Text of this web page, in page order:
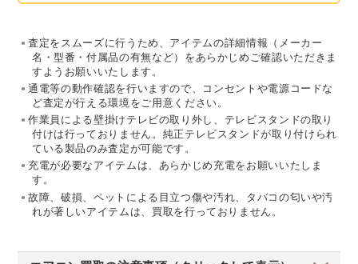
査定をスムーズに行うため、アイテムの詳細情報（メーカー
名・型番・付属品の有無など）をあらかじめご確認いただきま
すようお願いいたします。
通電等の動作確認を行いますので、コンセントや電源コードな
ど査定が行える環境をご用意ください。
作業員による壁掛けテレビの取り外し、テレビスタンドの取り
付けは行っておりません。純正テレビスタンドが取り付けられ
ている製品のみ査定が可能です。
充電が必要なアイテムは、あらかじめ充電をお願いいたしま
す。
故障、破損、ペットによる目立つ傷や汚れ、タバコの匂いや汚
れが著しいアイテムは、買取を行っておりません。